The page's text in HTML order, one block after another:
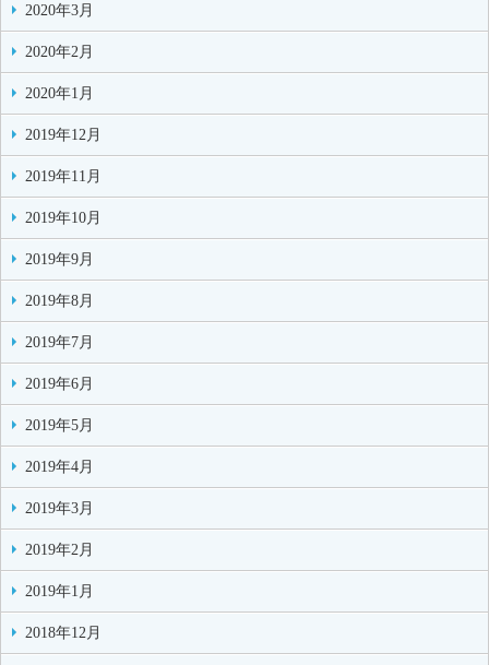
2020年3月
2020年2月
2020年1月
2019年12月
2019年11月
2019年10月
2019年9月
2019年8月
2019年7月
2019年6月
2019年5月
2019年4月
2019年3月
2019年2月
2019年1月
2018年12月